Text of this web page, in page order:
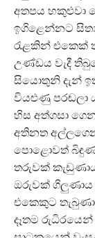
අතපය හකුළුවා
ඉගිළෙන්නට
රැළකින් එකෙක්
උණ්ඩය වැදී
සියොතුනි දැන්
වියළුණු පරඬලා
හිස අත්ගසා
අතිනත
පොළොවත්
තරුවක්
ඔරුවක් ගිලුණාය
එකෙකුට
දෑතම